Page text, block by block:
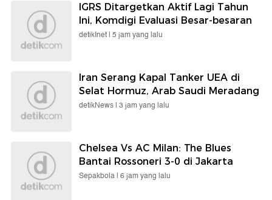
IGRS Ditargetkan Aktif Lagi Tahun
Ini, Komdigi Evaluasi Besar-besaran
detikInet | 5 jam yang lalu
Iran Serang Kapal Tanker UEA di
Selat Hormuz, Arab Saudi Meradang
detikNews | 3 jam yang lalu
Chelsea Vs AC Milan: The Blues
Bantai Rossoneri 3-0 di Jakarta
Sepakbola | 6 jam yang lalu